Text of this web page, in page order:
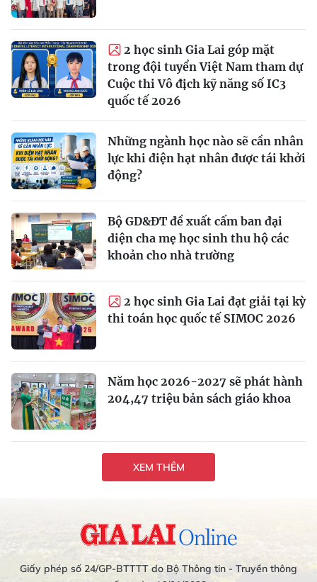
2 học sinh Gia Lai góp mặt
trong đội tuyển Việt Nam tham dự
Cuộc thi Vô địch kỹ năng số IC3
quốc tế 2026
Những ngành học nào sẽ cần nhân
lực khi điện hạt nhân được tái khởi
động?
Bộ GD&ĐT đề xuất cấm ban đại
diện cha mẹ học sinh thu hộ các
khoản cho nhà trường
2 học sinh Gia Lai đạt giải tại kỳ
thi toán học quốc tế SIMOC 2026
Năm học 2026-2027 sẽ phát hành
204,47 triệu bản sách giáo khoa
XEM THÊM
Giấy phép số 24/GP-BTTTT do Bộ Thông tin - Truyền thông